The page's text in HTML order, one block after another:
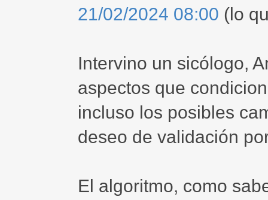
21/02/2024 08:00 (lo
Intervino un sicólogo,
aspectos que
incluso los posibles
deseo de validación
El algoritmo, como